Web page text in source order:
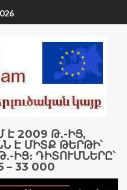
2009 Թ․-ԻՑ,
Է ՄԻՏՔ ԹԵՐԹԻ՝
ԻՑ։ ԴԻՏՈՒՄՆԵՐԸ՝
– 33 000